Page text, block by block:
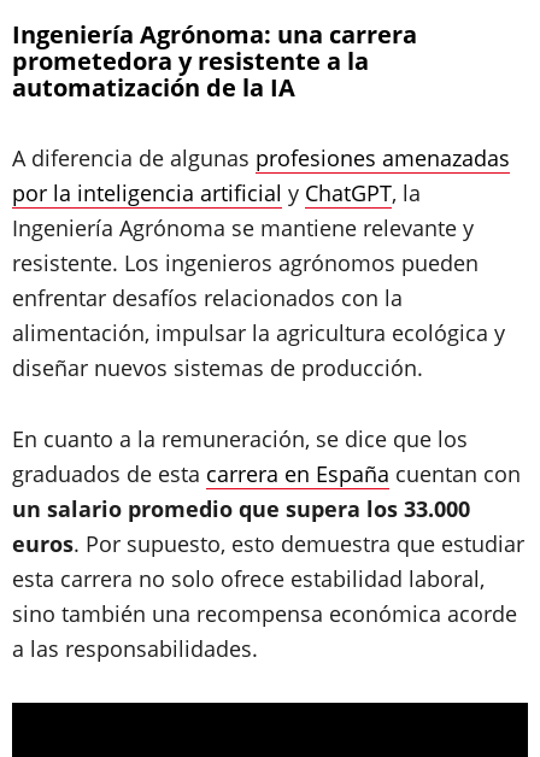
Ingeniería Agrónoma: una carrera
prometedora y resistente a la
automatización de la IA
A diferencia de algunas profesiones amenazadas
por la inteligencia artificial y ChatGPT, la
Ingeniería Agrónoma se mantiene relevante y
resistente. Los ingenieros agrónomos pueden
enfrentar desafíos relacionados con la
alimentación, impulsar la agricultura ecológica y
diseñar nuevos sistemas de producción.
En cuanto a la remuneración, se dice que los
graduados de esta carrera en España cuentan con
un salario promedio que supera los 33.000
euros. Por supuesto, esto demuestra que estudiar
esta carrera no solo ofrece estabilidad laboral,
sino también una recompensa económica acorde
a las responsabilidades.